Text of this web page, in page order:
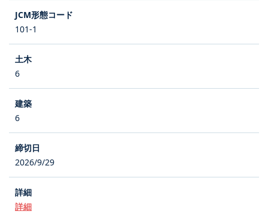
101-1
6
6
2026/9/29
詳細